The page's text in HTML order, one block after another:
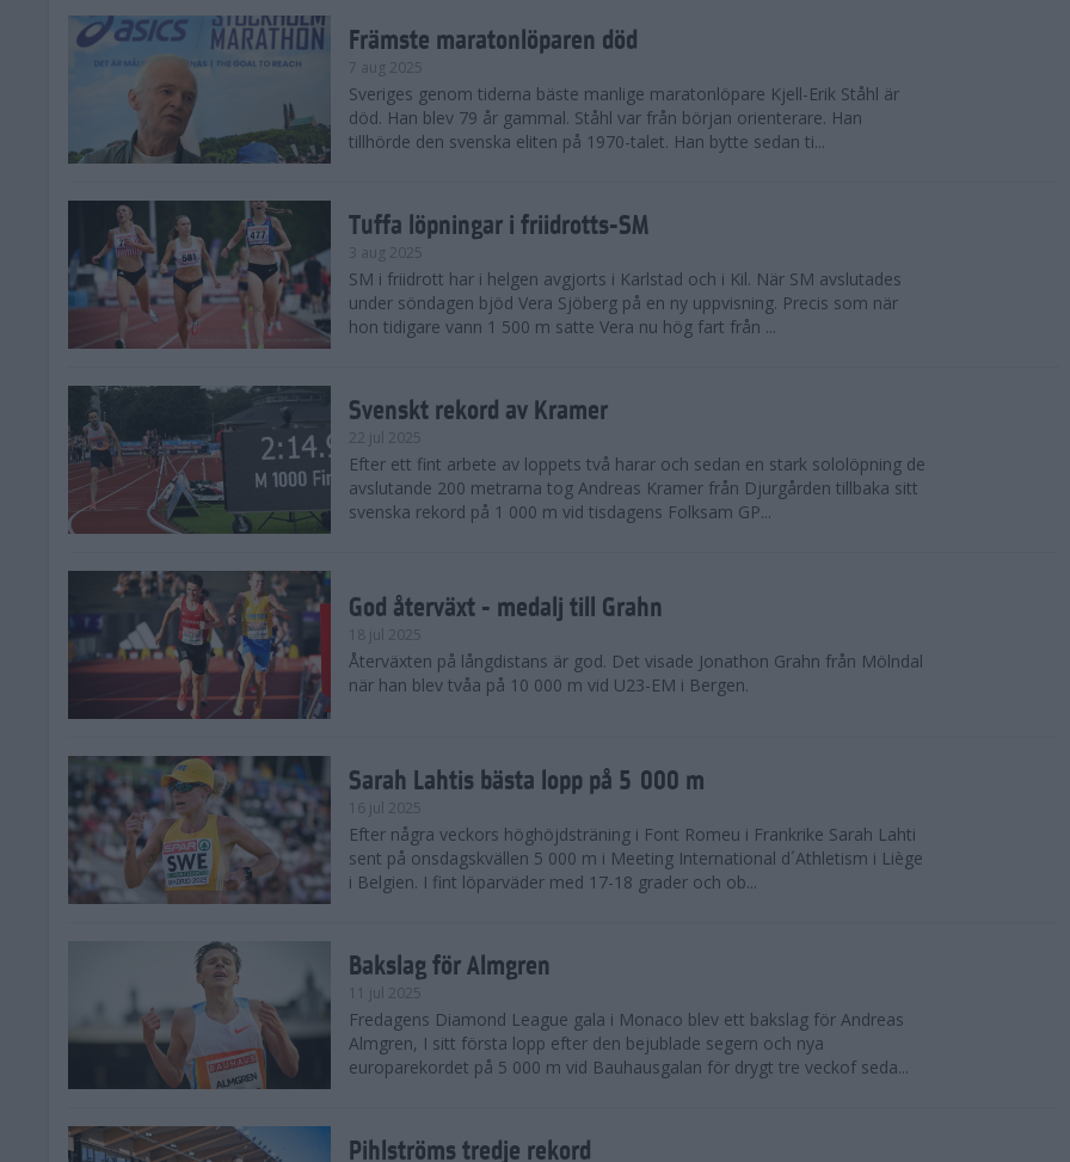
Främste maratonlöparen död
7 aug 2025
Sveriges genom tiderna bäste manlige maratonlöpare Kjell-Erik Ståhl är
död. Han blev 79 år gammal. Ståhl var från början orienterare. Han
tillhörde den svenska eliten på 1970-talet. Han bytte sedan ti...
Tuffa löpningar i friidrotts-SM
3 aug 2025
SM i friidrott har i helgen avgjorts i Karlstad och i Kil. När SM avslutades
under söndagen bjöd Vera Sjöberg på en ny uppvisning. Precis som när
hon tidigare vann 1 500 m satte Vera nu hög fart från ...
Svenskt rekord av Kramer
22 jul 2025
Efter ett fint arbete av loppets två harar och sedan en stark sololöpning de
avslutande 200 metrarna tog Andreas Kramer från Djurgården tillbaka sitt
svenska rekord på 1 000 m vid tisdagens Folksam GP...
God återväxt - medalj till Grahn
18 jul 2025
Återväxten på långdistans är god. Det visade Jonathon Grahn från Mölndal
när han blev tvåa på 10 000 m vid U23-EM i Bergen.
Sarah Lahtis bästa lopp på 5 000 m
16 jul 2025
Efter några veckors höghöjdsträning i Font Romeu i Frankrike Sarah Lahti
sent på onsdagskvällen 5 000 m i Meeting International d´Athletism i Liège
i Belgien. I fint löparväder med 17-18 grader och ob...
Bakslag för Almgren
11 jul 2025
Fredagens Diamond League gala i Monaco blev ett bakslag för Andreas
Almgren, I sitt första lopp efter den bejublade segern och nya
europarekordet på 5 000 m vid Bauhausgalan för drygt tre veckof seda...
Pihlströms tredje rekord